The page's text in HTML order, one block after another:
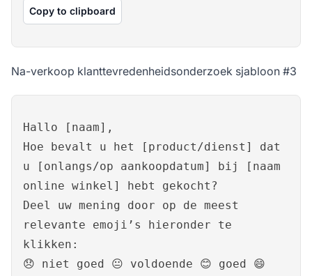
Copy to clipboard
Na-verkoop klanttevredenheidsonderzoek sjabloon #3
Hallo [naam],
Hoe bevalt u het [product/dienst] dat
u [onlangs/op aankoopdatum] bij [naam
online winkel] hebt gekocht?
Deel uw mening door op de meest
relevante emoji’s hieronder te
klikken:
😞 niet goed 😐 voldoende 😊 goed 😄